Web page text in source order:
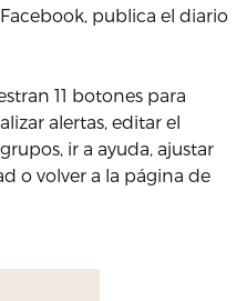
publica el diario
11 botones para
alertas, editar el
ir a ayuda, ajustar
o volver a la página de